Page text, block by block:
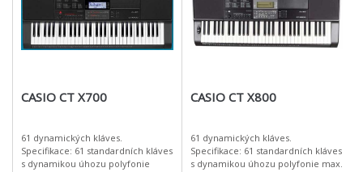
CASIO CT X700
61 dynamických kláves.
Specifikace: 61 standardních kláves
s dynamikou úhozu polyfonie
CASIO CT X800
61 dynamických kláves.
Specifikace: 61 standardních kláves
s dynamikou úhozu polyfonie max.